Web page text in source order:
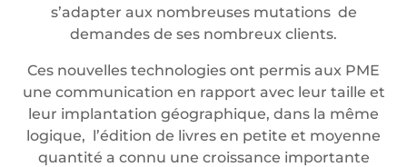
s’adapter aux nombreuses mutations de
demandes de ses nombreux clients.
Ces nouvelles technologies ont permis aux PME
une communication en rapport avec leur taille et
leur implantation géographique, dans la même
logique, l’édition de livres en petite et moyenne
quantité a connu une croissance importante